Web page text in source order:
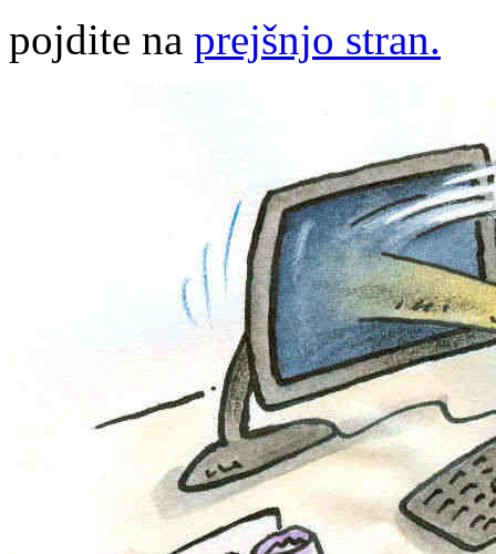
pojdite na prejšnjo stran.